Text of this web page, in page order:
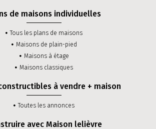
de maisons individuelles
Tous les plans de maisons
Maisons de plain-pied
Maisons à étage
Maisons classiques
à vendre + maison
Toutes les annonces
avec Maison lelièvre